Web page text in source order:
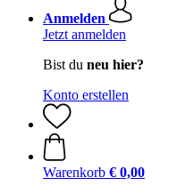
Anmelden
Jetzt anmelden
Bist du neu hier?
Konto erstellen
Warenkorb € 0,00